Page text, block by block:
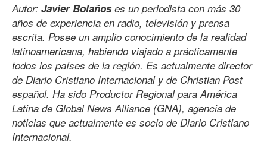
Autor: Javier Bolañoses un periodista con más 30
años de experiencia en radio, televisión y prensa
escrita. Posee un amplio conocimiento de la realidad
latinoamericana, habiendo viajado a prácticamente
todos los países de la región. Es actualmente director
de Diario Cristiano Internacional y de Christian Post
español. Ha sido Productor Regional para América
Latina de Global News Alliance (GNA), agencia de
noticias que actualmente es socio de Diario Cristiano
Internacional.